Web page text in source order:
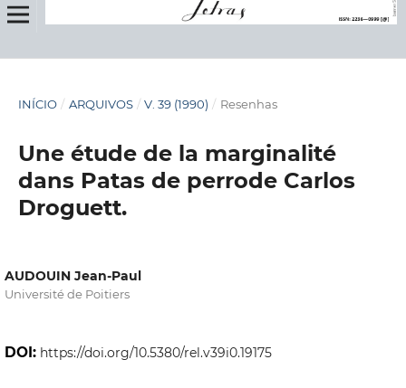
INÍCIO / ARQUIVOS / V. 39 (1990) / Resenhas
Une étude de la marginalité
dans Patas de perrode Carlos
Droguett.
AUDOUIN Jean-Paul
Université de Poitiers
DOI: https://doi.org/10.5380/rel.v39i0.19175